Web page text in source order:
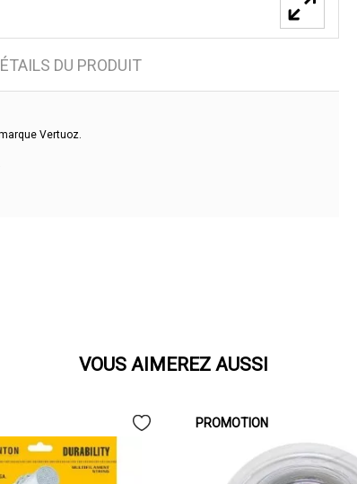
DU PRODUIT
Vertuoz.
VOUS AIMEREZ AUSSI
PROMOTION